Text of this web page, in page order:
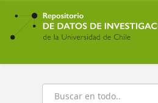
Ir
contenido
principal
Buscar